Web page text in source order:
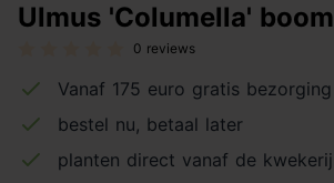
Ulmus 'Columella' boom
0 reviews
Vanaf 175 euro gratis bezorging
bestel nu, betaal later
planten direct vanaf de kwekerij